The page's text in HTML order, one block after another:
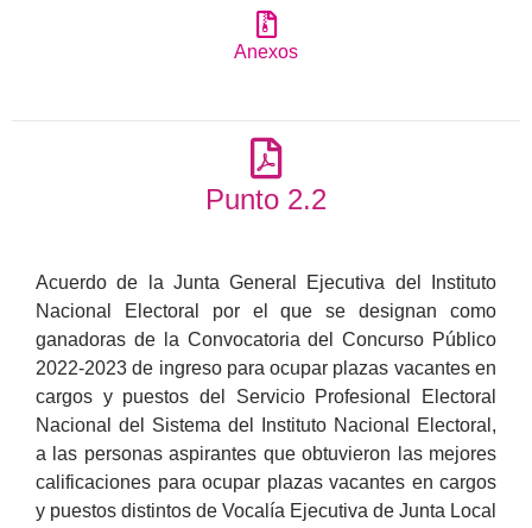
Anexos
Punto 2.2
Acuerdo de la Junta General Ejecutiva del Instituto
Nacional Electoral por el que se designan como
ganadoras de la Convocatoria del Concurso Público
2022-2023 de ingreso para ocupar plazas vacantes en
cargos y puestos del Servicio Profesional Electoral
Nacional del Sistema del Instituto Nacional Electoral,
a las personas aspirantes que obtuvieron las mejores
calificaciones para ocupar plazas vacantes en cargos
y puestos distintos de Vocalía Ejecutiva de Junta Local